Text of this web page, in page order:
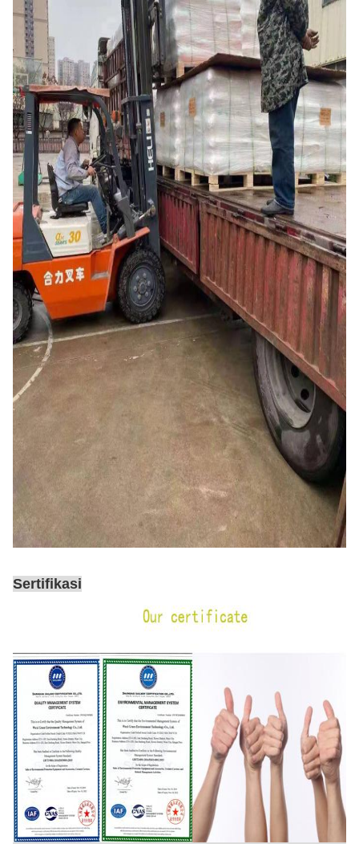
Sertifikasi